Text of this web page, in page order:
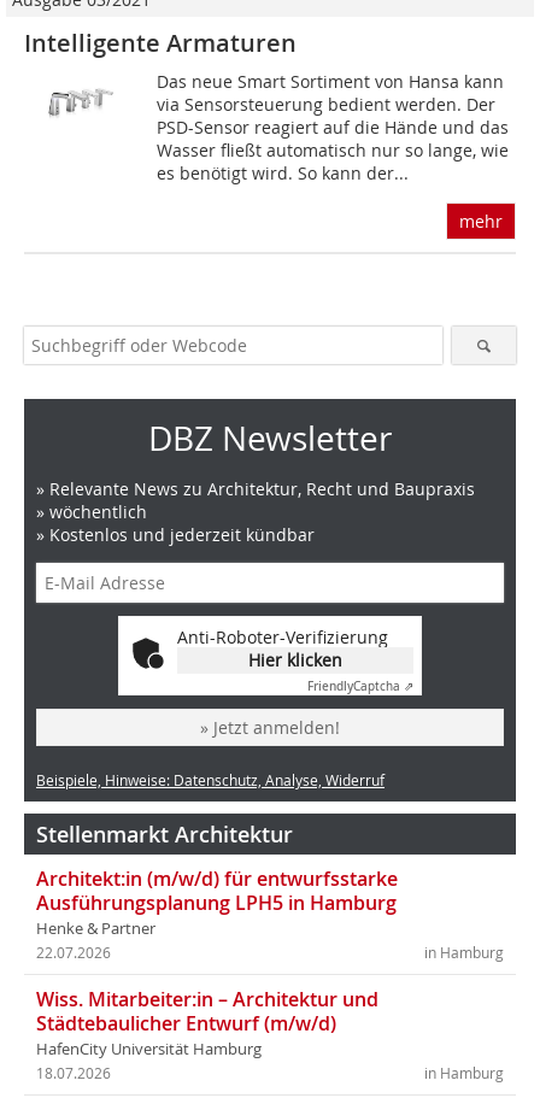
Intelligente Armaturen
Das neue Smart Sortiment von Hansa kann
via Sensorsteuerung bedient werden. Der
PSD-Sensor reagiert auf die Hände und das
Wasser fließt automatisch nur so lange, wie
es benötigt wird. So kann der...
mehr
DBZ Newsletter
» Relevante News zu Architektur, Recht und Baupraxis
» wöchentlich
» Kostenlos und jederzeit kündbar
Anti-Roboter-Verifizierung
Hier klicken
FriendlyCaptcha ⇗
» Jetzt anmelden!
Beispiele, Hinweise: Datenschutz, Analyse, Widerruf
Stellenmarkt Architektur
Architekt:in (m/w/d) für entwurfsstarke
Ausführungsplanung LPH5 in Hamburg
Henke & Partner
in Hamburg
22.07.2026
Wiss. Mitarbeiter:in – Architektur und
Städtebaulicher Entwurf (m/w/d)
HafenCity Universität Hamburg
in Hamburg
18.07.2026